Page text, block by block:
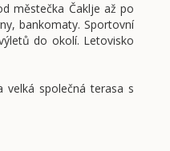
městečka Čaklje až po
bankomaty. Sportovní
do okolí. Letovisko
společná terasa s